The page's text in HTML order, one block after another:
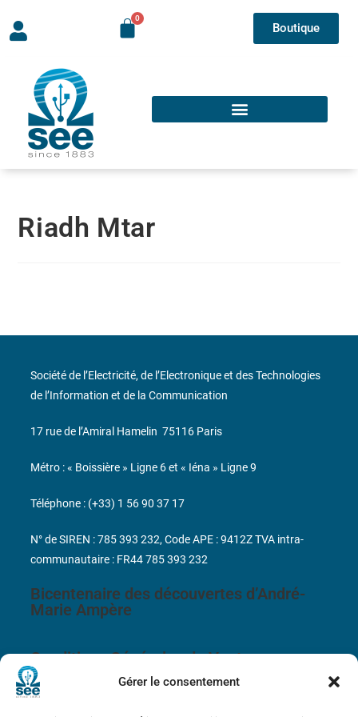
Gérer le consentement
Boutique
Riadh Mtar
Bicentenaire des découvertes d’André-
Marie Ampère
Conditions Générales de Vente
Société de l’Electricité, de l’Electronique et des Technologies
de l’Information et de la Communication
17 rue de l’Amiral Hamelin 75116 Paris
Métro : « Boissière » Ligne 6 et « Iéna » Ligne 9
Téléphone : (+33) 1 56 90 37 17
N° de SIREN : 785 393 232, Code APE : 9412Z TVA intra-
communautaire : FR44 785 393 232